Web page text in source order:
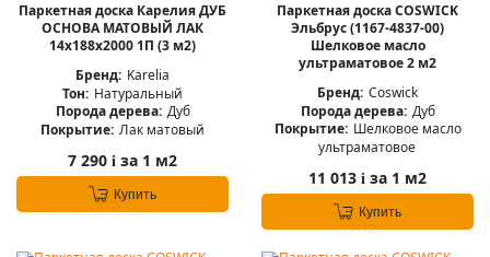
Паркетная доска Карелия ДУБ
ОСНОВА МАТОВЫЙ ЛАК
14x188x2000 1П (3 м2)
Бренд: Karelia
Тон: Натуральный
Порода дерева: Дуб
Покрытие: Лак матовый
7 290 i за 1 м2
Купить
Паркетная доска COSWICK
Эльбрус (1167-4837-00)
Шелковое масло
ультраматовое 2 м2
Бренд: Coswick
Порода дерева: Дуб
Покрытие: Шелковое масло
ультраматовое
11 013 i за 1 м2
Купить